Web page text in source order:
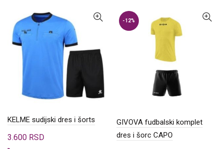
KELME sudijski dres i šorts
3.600 RSD
-12%
GIVOVA fudbalski komplet
dres i šorc CAPO